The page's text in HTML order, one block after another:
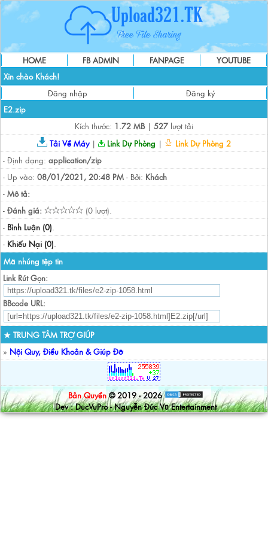
HOME FB ADMIN FANPAGE
YOUTUBE
Xin chào Khách!
Đăng nhập
Đăng ký
E2.zip
Kích thước: 1.72 MB| 527lượt tải
Tải Về Máy| Link Dự Phòng |
Link Dự Phòng 2
- Định dạng: application/zip
- Up vào: 08/01/2021, 20:48 PM - Bởi: Khách
- Mô tả:
- Đánh giá:
(0 lượt).
- Bình Luận (0).
- Khiếu Nại (0).
Mã nhúng tệp tin
Link Rút Gọn:
BBcode URL:
★ TRUNG TÂM TRỢ GIÚP
» Nội Quy, Điều Khoản & Giúp Đỡ
Bản Quyền © 2019 - 2026
Dev : DucVuPro - Nguyễn Đức Vũ Entertainment